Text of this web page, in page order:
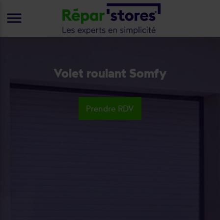
Volet roulant Somfy
Prendre RDV
menu